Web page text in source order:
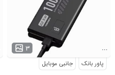
۳ ...
پاور بانک جانبی موبایل